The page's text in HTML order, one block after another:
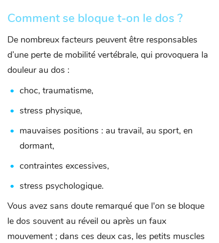
Comment se bloque t-on le dos ?
De nombreux facteurs peuvent être responsables
d’une perte de mobilité vertébrale, qui provoquera la
douleur au dos :
choc, traumatisme,
stress physique,
mauvaises positions : au travail, au sport, en
dormant,
contraintes excessives,
stress psychologique.
Vous avez sans doute remarqué que l'on se bloque
le dos souvent au réveil ou après un faux
mouvement ; dans ces deux cas, les petits muscles